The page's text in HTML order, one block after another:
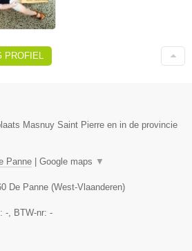
PROFIEL
Masnuy Saint Pierre en in de provincie
Panne Google maps ▼
De Panne (West-Vlaanderen)
-, BTW-nr: -